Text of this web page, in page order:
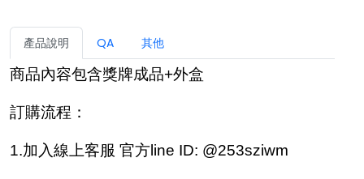
產品說明 QA 其他
商品內容包含獎牌成品+外盒
訂購流程：
1.加入線上客服 官方line ID: @253sziwm